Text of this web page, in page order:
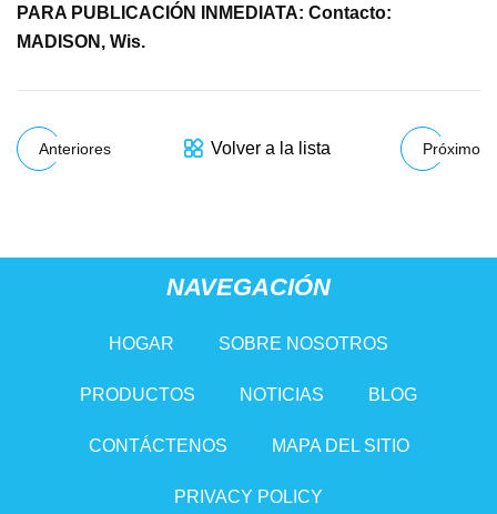
PARA PUBLICACIÓN INMEDIATA: Contacto:
MADISON, Wis.
Anteriores Volver a la lista Próximo
NAVEGACIÓN
HOGAR SOBRE NOSOTROS
PRODUCTOS NOTICIAS BLOG
CONTÁCTENOS MAPA DEL SITIO
PRIVACY POLICY